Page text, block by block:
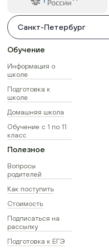
Санкт-Петербург
Обучение
Информация о
школе
Подготовка к
школе
Домашняя школа
Обучение с 1 по 11
класс
Полезное
Вопросы
родителей
Как поступить
Стоимость
Подписаться на
рассылку
Подготовка к ЕГЭ